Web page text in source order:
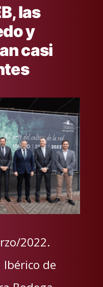
las
y
casi
2022.
Ibérico de